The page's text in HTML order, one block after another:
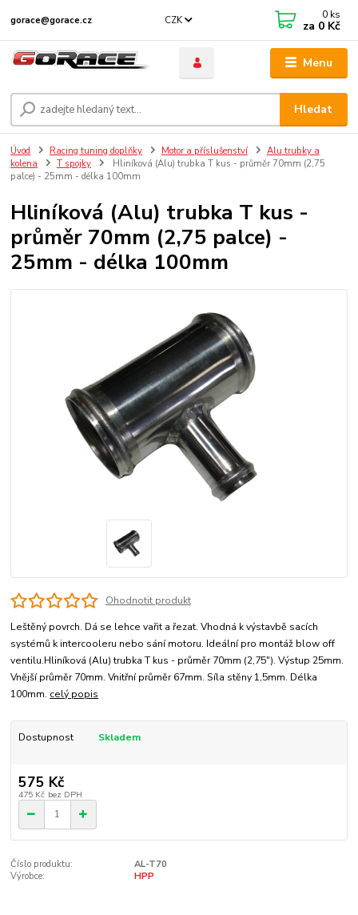
Menu
CZK
Hledat
gorace@gorace.cz 0 ks
za 0 Kč
Úvod Racing tuning doplňky Motor a příslušenství
Alu trubky a
kolena
T spojky
Hliníková (Alu) trubka T kus - průměr 70mm (2,75
palce) - 25mm - délka 100mm
Hliníková (Alu) trubka T kus -
průměr 70mm (2,75 palce) -
25mm - délka 100mm
Ohodnotit produkt
Leštěný povrch. Dá se lehce vařit a řezat. Vhodná k výstavbě sacích
systémů k intercooleru nebo sání motoru. Ideální pro montáž blow off
ventilu.Hliníková (Alu) trubka T kus - průměr 70mm (2,75"). Výstup 25mm.
Vnější průměr 70mm. Vnitřní průměr 67mm. Síla stěny 1,5mm. Délka
100mm. celý popis
Dostupnost Skladem
575 Kč
475 Kč bez DPH
Číslo produktu:
AL-T70
Výrobce:
HPP